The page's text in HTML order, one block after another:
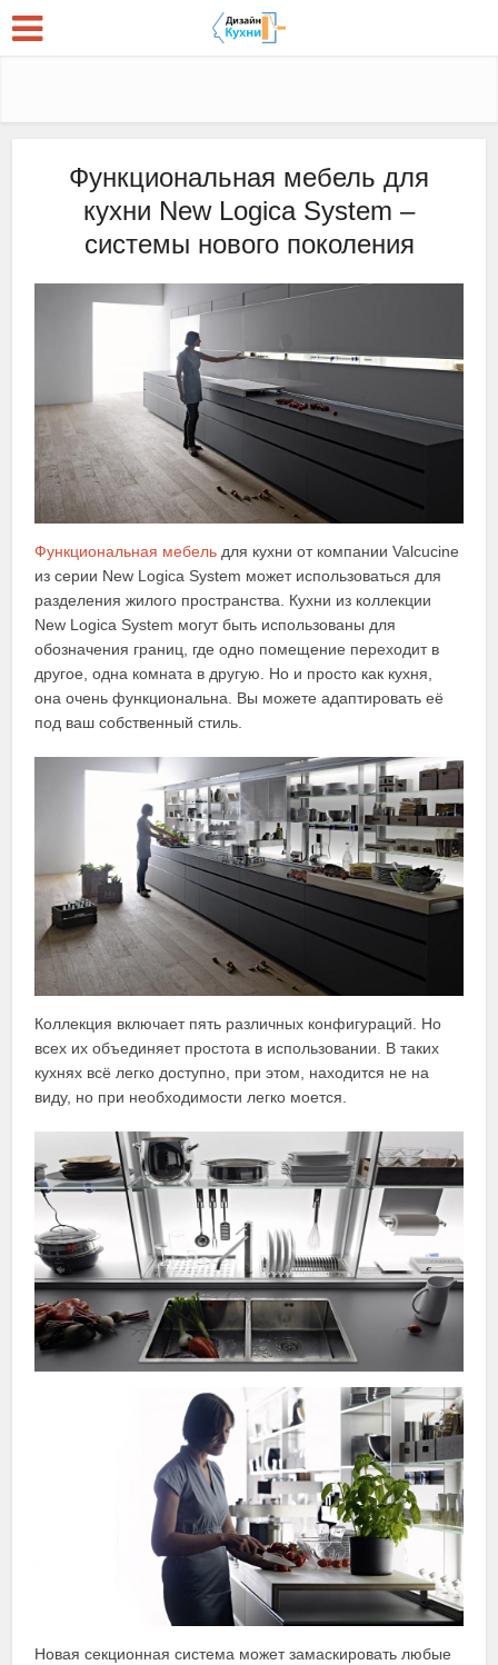
Функциональная мебель для
кухни New Logica System –
системы нового поколения
Функциональная мебель для кухни от компании Valcucine
из серии New Logica System может использоваться для
разделения жилого пространства. Кухни из коллекции
New Logica System могут быть использованы для
обозначения границ, где одно помещение переходит в
другое, одна комната в другую. Но и просто как кухня,
она очень функциональна. Вы можете адаптировать еë
под ваш собственный стиль.
Коллекция включает пять различных конфигураций. Но
всех их объединяет простота в использовании. В таких
кухнях всë легко доступно, при этом, находится не на
виду, но при необходимости легко моется.
Новая секционная система может замаскировать любые